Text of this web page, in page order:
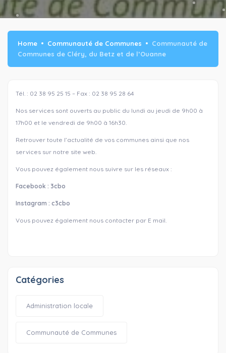
Home Communauté de Communes
Communauté de
Communes de Cléry, du Betz et de l’Ouanne
Tél. : 02 38 95 25 15 – Fax : 02 38 95 28 64
Nos services sont ouverts au public du lundi au jeudi de 9h00 à
17h00 et le vendredi de 9h00 à 16h30.
Retrouver toute l’actualité de vos communes ainsi que nos
services sur notre site web.
Vous pouvez également nous suivre sur les réseaux :
Facebook : 3cbo
Instagram : c3cbo
Vous pouvez également nous contacter par E mail.
Catégories
Administration locale
Communauté de Communes